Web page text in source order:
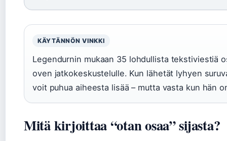
KÄYTÄNNÖN VINKKI
Legendurnin mukaan 35 lohdullista tekstiviestiä
oven jatkokeskustelulle. Kun lähetät lyhyen
voit puhua aiheesta lisää – mutta vasta kun hän
Mitä kirjoittaa “otan osaa” sijasta?